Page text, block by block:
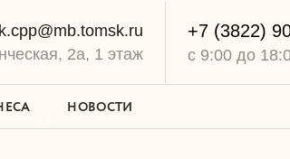
2а, 1 этаж
+7 (3822)
с 9:00 до
НОВОСТИ